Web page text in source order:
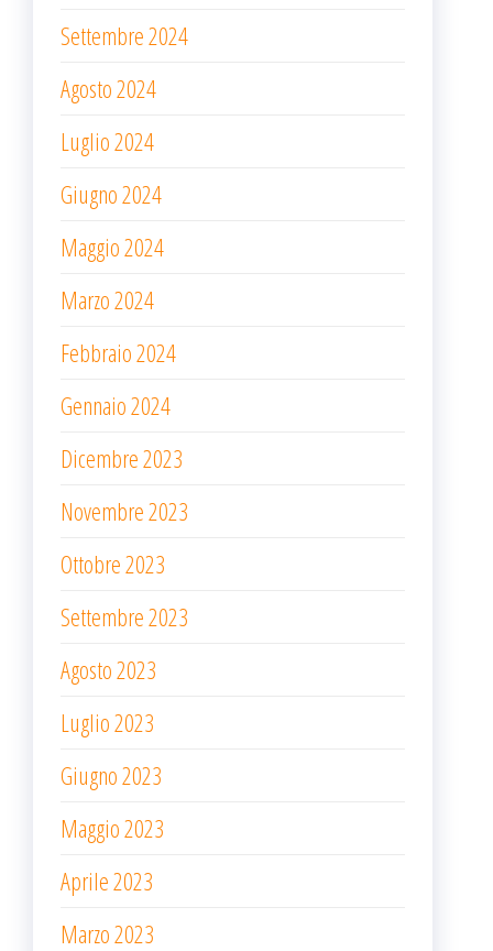
Settembre 2024
Agosto 2024
Luglio 2024
Giugno 2024
Maggio 2024
Marzo 2024
Febbraio 2024
Gennaio 2024
Dicembre 2023
Novembre 2023
Ottobre 2023
Settembre 2023
Agosto 2023
Luglio 2023
Giugno 2023
Maggio 2023
Aprile 2023
Marzo 2023